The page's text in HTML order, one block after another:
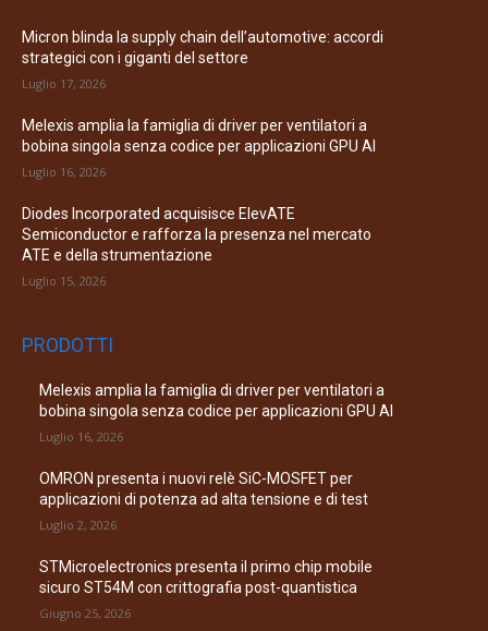
Micron blinda la supply chain dell’automotive: accordi
strategici con i giganti del settore
Luglio 17, 2026
Melexis amplia la famiglia di driver per ventilatori a
bobina singola senza codice per applicazioni GPU AI
Luglio 16, 2026
Diodes Incorporated acquisisce ElevATE
Semiconductor e rafforza la presenza nel mercato
ATE e della strumentazione
Luglio 15, 2026
PRODOTTI
Melexis amplia la famiglia di driver per ventilatori a
bobina singola senza codice per applicazioni GPU AI
Luglio 16, 2026
OMRON presenta i nuovi relè SiC-MOSFET per
applicazioni di potenza ad alta tensione e di test
Luglio 2, 2026
STMicroelectronics presenta il primo chip mobile
sicuro ST54M con crittografia post-quantistica
Giugno 25, 2026